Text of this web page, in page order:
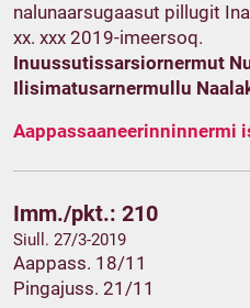
nalunaarsugaasut pillugit
xx. xxx 2019-imeersoq.
Inuussutissarsiornermut
Ilisimatusarnermullu
Imm./pkt.: 210
Siull. 27/3-2019
Aappass. 18/11
Pingajuss. 21/11